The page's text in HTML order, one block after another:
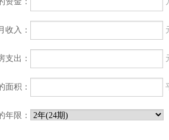
收入：
支出：
面积：
年限：